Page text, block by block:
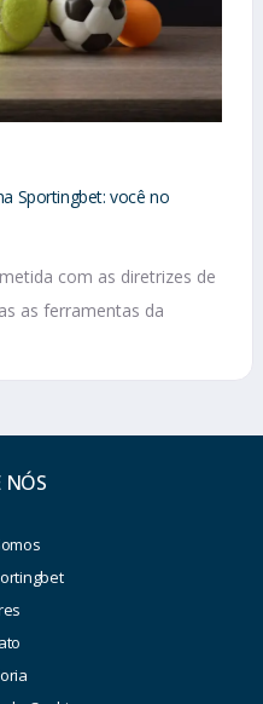
Sportingbet: você no
com as diretrizes de
as ferramentas da
NÓS